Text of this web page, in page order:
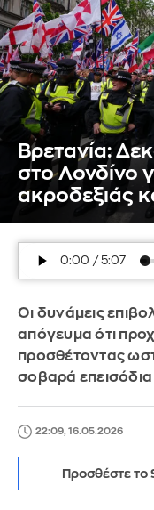
Βρετανία:
στο Λονδίνο
ακροδεξιάς
Οι δυνάμεις
απόγευμα ότι
προσθέτοντας
σοβαρά επεισόδια
22:09, 16.05.2026
Προσθέστε το